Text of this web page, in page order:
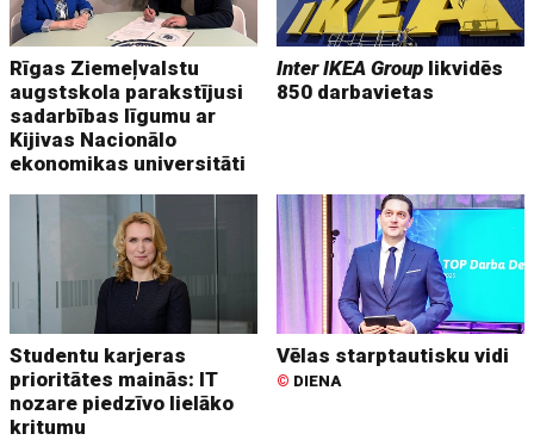
Rīgas Ziemeļvalstu
augstskola parakstījusi
sadarbības līgumu ar
Kijivas Nacionālo
ekonomikas universitāti
Inter IKEA Group likvidēs
850 darbavietas
Studentu karjeras
prioritātes mainās: IT
nozare piedzīvo lielāko
kritumu
Vēlas starptautisku vidi
© DIENA